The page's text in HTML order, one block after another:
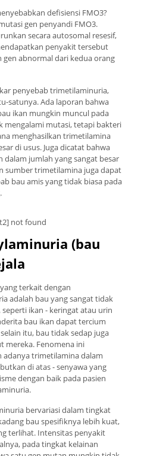
defisiensi FMO3?
gen penyandi FMO3.
secara autosomal resesif,
penyakit tersebut
gen abnormal dari kedua orang
penyebab trimetilaminuria,
satunya. Ada laporan bahwa
ikan mungkin muncul pada
mengalami mutasi, tetapi bakteri
menghasilkan trimetilamina
di usus. Juga dicatat bahwa
dalam jumlah yang sangat besar
sumber trimetilamina juga dapat
bau amis yang tidak biasa pada
not found
(bau
terkait dengan
adalah bau yang sangat tidak
ikan - keringat atau urin
bau ikan dapat tercium
itu, bau tidak sedap juga
mereka. Fenomena ini
adanya trimetilamina dalam
di atas - senyawa yang
dengan baik pada pasien
bervariasi dalam tingkat
bau spesifiknya lebih kuat,
terlihat. Intensitas penyakit
pada tingkat kelainan